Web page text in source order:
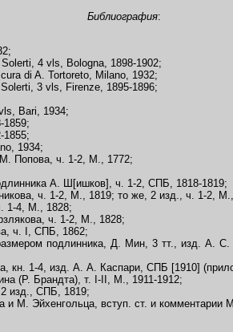
Библиография:
4 vls, Bologna, 1898-1902;
di A. Tortoreto, Milano, 1932;
3 vls, Firenze, 1895-1896;
Bari, 1934;
1934;
Попова, ч. 1-2, М., 1772;
А. Ш[ишков], ч. 1-2, СПБ, 1818-1819;
ч. 1-2, М., 1819; то же, 2 изд., ч. 1-2, М.,
1-4, М., 1828;
ч. 1-2, М., 1828;
ч. I, СПБ, 1862;
подлинника, Д. Мин, 3 тт., изд. А.
кн. 1-4, изд. А. А. Каспари, СПБ [1910]
(Р. Брандта), т. I-II, М., 1911-1912;
изд., СПБ, 1819;
М. Эйхенгольца, вступ. ст. и комментарии